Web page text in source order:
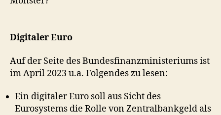
Digitaler Euro
Auf der Seite des Bundesfinanzministeriums ist
im April 2023 u.a. Folgendes zu lesen:
Ein digitaler Euro soll aus Sicht des
Eurosystems die Rolle von Zentralbankgeld als